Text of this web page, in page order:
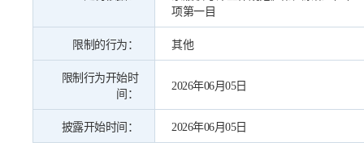
项第一目
限制的行为： 其他
限制行为开始时
间：
2026年06月05日
披露开始时间： 2026年06月05日